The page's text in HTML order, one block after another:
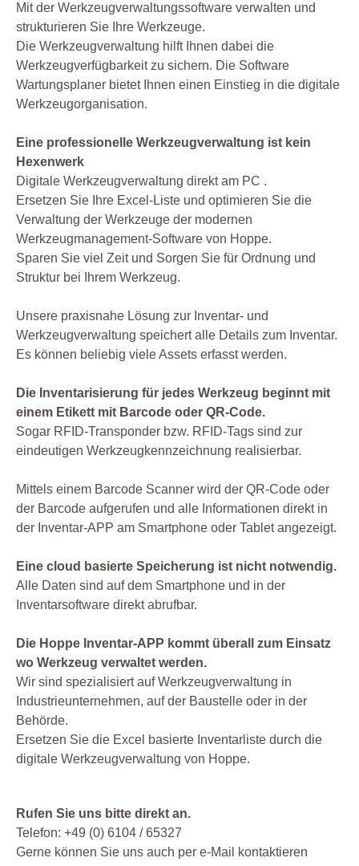
Mit der Werkzeugverwaltungssoftware verwalten und
strukturieren Sie Ihre Werkzeuge.
Die Werkzeugverwaltung hilft Ihnen dabei die
Werkzeugverfügbarkeit zu sichern. Die Software
Wartungsplaner bietet Ihnen einen Einstieg in die digitale
Werkzeugorganisation.
Eine professionelle Werkzeugverwaltung ist kein
Hexenwerk
Digitale Werkzeugverwaltung direkt am PC .
Ersetzen Sie Ihre Excel-Liste und optimieren Sie die
Verwaltung der Werkzeuge der modernen
Werkzeugmanagement-Software von Hoppe.
Sparen Sie viel Zeit und Sorgen Sie für Ordnung und
Struktur bei Ihrem Werkzeug.
Unsere praxisnahe Lösung zur Inventar- und
Werkzeugverwaltung speichert alle Details zum Inventar.
Es können beliebig viele Assets erfasst werden.
Die Inventarisierung für jedes Werkzeug beginnt mit
einem Etikett mit Barcode oder QR-Code.
Sogar RFID-Transponder bzw. RFID-Tags sind zur
eindeutigen Werkzeugkennzeichnung realisierbar.
Mittels einem Barcode Scanner wird der QR-Code oder
der Barcode aufgerufen und alle Informationen direkt in
der Inventar-APP am Smartphone oder Tablet angezeigt.
Eine cloud basierte Speicherung ist nicht notwendig.
Alle Daten sind auf dem Smartphone und in der
Inventarsoftware direkt abrufbar.
Die Hoppe Inventar-APP kommt überall zum Einsatz
wo Werkzeug verwaltet werden.
Wir sind spezialisiert auf Werkzeugverwaltung in
Industrieunternehmen, auf der Baustelle oder in der
Behörde.
Ersetzen Sie die Excel basierte Inventarliste durch die
digitale Werkzeugverwaltung von Hoppe.
Rufen Sie uns bitte direkt an.
Telefon: +49 (0) 6104 / 65327
Gerne können Sie uns auch per e-Mail kontaktieren